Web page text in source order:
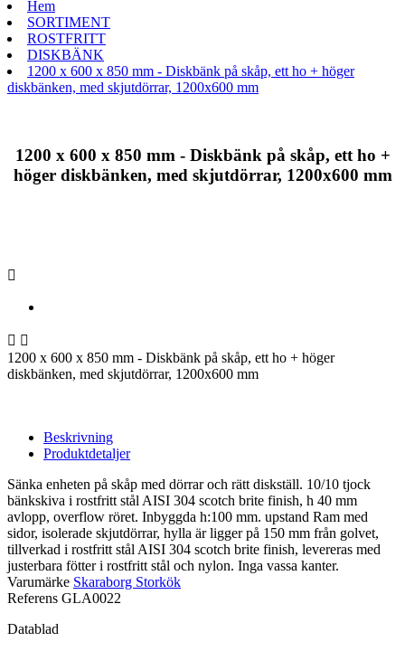
Hem
SORTIMENT
ROSTFRITT
DISKBÄNK
1200 x 600 x 850 mm - Diskbänk på skåp, ett ho + höger
diskbänken, med skjutdörrar, 1200x600 mm
1200 x 600 x 850 mm - Diskbänk på skåp, ett ho +
höger diskbänken, med skjutdörrar, 1200x600 mm

 
1200 x 600 x 850 mm - Diskbänk på skåp, ett ho + höger
diskbänken, med skjutdörrar, 1200x600 mm
Beskrivning
Produktdetaljer
Sänka enheten på skåp med dörrar och rätt diskställ. 10/10 tjock
bänkskiva i rostfritt stål AISI 304 scotch brite finish, h 40 mm
avlopp, overflow röret. Inbyggda h:100 mm. upstand Ram med
sidor, isolerade skjutdörrar, hylla är ligger på 150 mm från golvet,
tillverkad i rostfritt stål AISI 304 scotch brite finish, levereras med
justerbara fötter i rostfritt stål och nylon. Inga vassa kanter.
Varumärke Skaraborg Storkök
Referens GLA0022
Datablad